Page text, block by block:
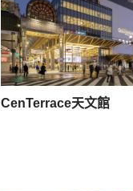
CenTerrace天文館